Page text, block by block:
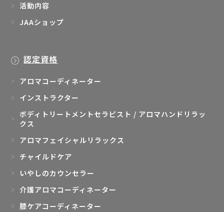
活動内容
JAAショップ
認定資格
アロマコーディネーター
インストラクター
ボディトリートメントセラピスト / アロマハンドリラッ
クス
アロマフェイシャルリラックス
チャイルドケア
いやしのカウンセラー
介護アロマコーディネーター
膝ケアコーディネーター